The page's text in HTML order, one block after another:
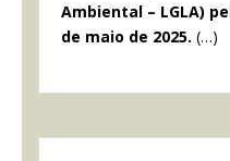
Ambiental – LGLA)
de maio de 2025. (…)